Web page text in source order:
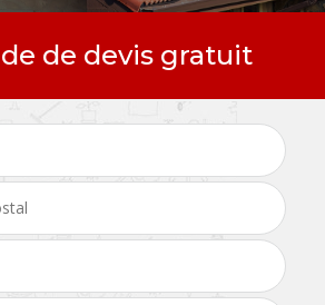
de devis gratuit